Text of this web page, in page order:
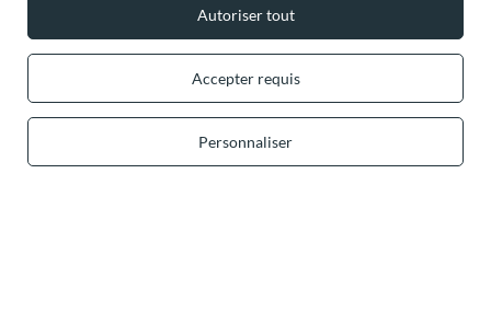
Livraison pratique
Vous pouvez nous faire confiance
Accepter requis
Personnaliser
Autoriser tout